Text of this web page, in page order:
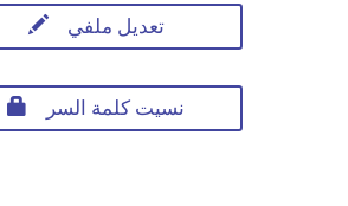
تعديل ملفي
نسيت كلمة السر